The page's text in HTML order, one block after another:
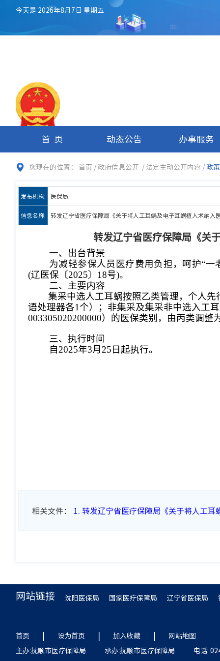
今天是 2026年8月7日 星期五
心
首页 动态公告 办事服务
您现在的位置： 首页 /政府信息公开 / 法定主动公开内容 /政
发布机构: 医保局
信息名称: 转发辽宁省医疗保障局《关于将人工耳蜗及电子耳蜗植入术纳入
转发辽宁省医疗保障局《关
一、出台背景
为减轻参保人员医疗费用负担，呵护“
(辽医保〔2025〕18号)。
二、主要内容
集采中选人工耳蜗按照乙类管理，个人
语处理器各1个）；非集采及集采非中选入工
003305020200000）的医保类别，由丙类调整
三、执行时间
自2025年3月25日起执行。
相关文件： 1. 转发辽宁省医疗保障局《关于将人工
网站链接 沈阳医保局 国家医疗保障局 辽宁省医保局
首页 | 设为首页 | 加入收藏 |
网站地图
主办:抚顺市医疗保障局
承办:抚顺市医疗保障局
电话: